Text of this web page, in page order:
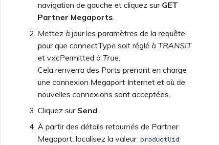
navigation de gauche et cliquez sur GET
Partner Megaports
Mettez à jour les paramètres de la requête
pour que connectType soit réglé à TRANSIT
et vxcPermitted à True
Cela renverra des Ports prenant en charge
une connexion Megaport Internet et où de
nouvelles connexions sont acceptées.
Cliquez sur Send
À partir des détails retournés de Partner
Megaport, localisez la valeur productUid